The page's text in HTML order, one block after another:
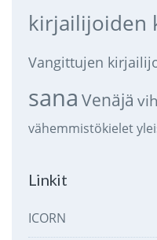
kirjailijoiden
Vangittujen
sana Venäjä
vähemmistökielet
Linkit
ICORN